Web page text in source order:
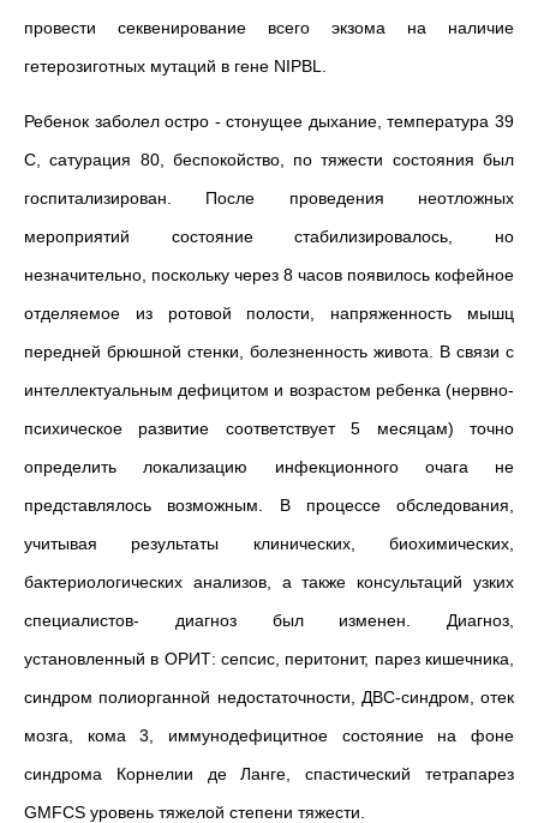
провести секвенирование всего экзома на наличие
гетерозиготных мутаций в гене NIPBL.
Ребенок заболел остро - стонущее дыхание, температура 39
С, сатурация 80, беспокойство, по тяжести состояния был
госпитализирован. После проведения неотложных
мероприятий состояние стабилизировалось, но
незначительно, поскольку через 8 часов появилось кофейное
отделяемое из ротовой полости, напряженность мышц
передней брюшной стенки, болезненность живота. В связи с
интеллектуальным дефицитом и возрастом ребенка (нервно-
психическое развитие соответствует 5 месяцам) точно
определить локализацию инфекционного очага не
представлялось возможным. В процессе обследования,
учитывая результаты клинических, биохимических,
бактериологических анализов, а также консультаций узких
специалистов- диагноз был изменен. Диагноз,
установленный в ОРИТ: сепсис, перитонит, парез кишечника,
синдром полиорганной недостаточности, ДВС-синдром, отек
мозга, кома 3, иммунодефицитное состояние на фоне
синдрома Корнелии де Ланге, спастический тетрапарез
GMFCS уровень тяжелой степени тяжести.